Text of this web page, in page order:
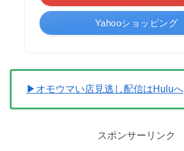
Yahooショッピング
▶オモウマい店見逃し配信はHuluへ
スポンサーリンク